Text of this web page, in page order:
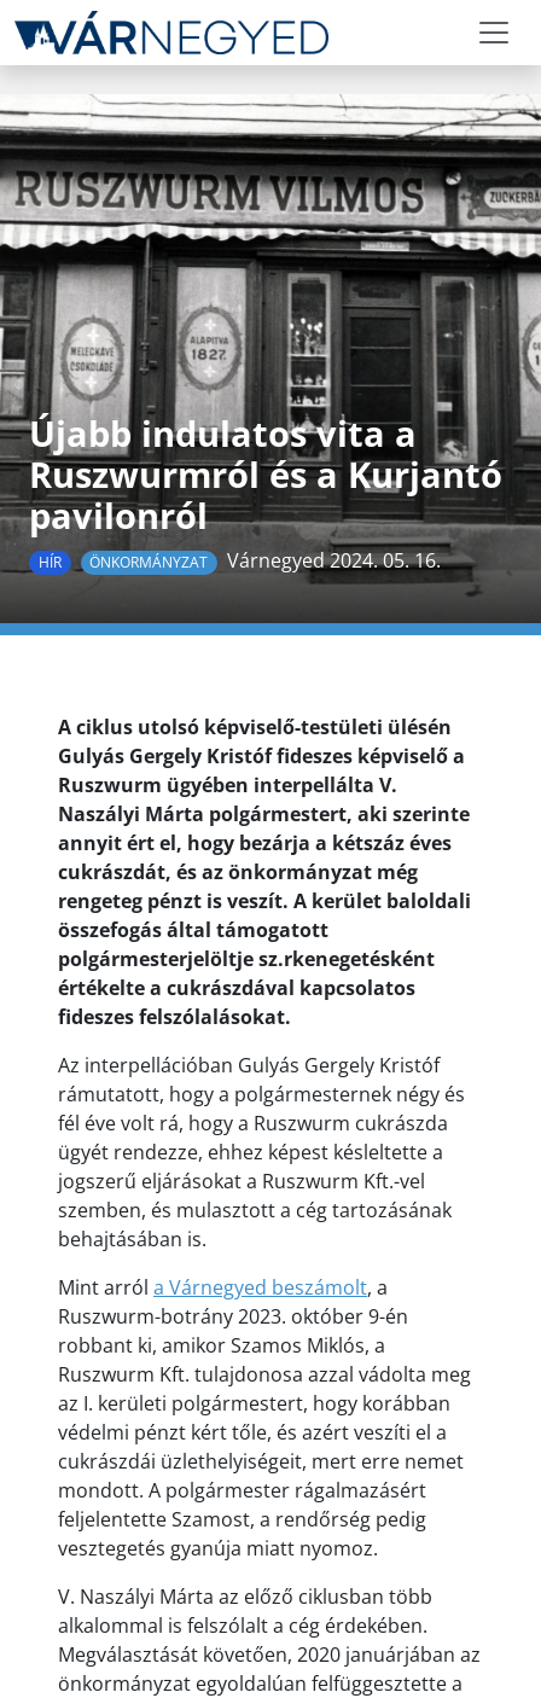
Újabb indulatos vita a
Ruszwurmról és a Kurjantó
pavilonról
HÍR ÖNKORMÁNYZAT Várnegyed 2024. 05. 16.
A ciklus utolsó képviselő-testületi ülésén
Gulyás Gergely Kristóf fideszes képviselő a
Ruszwurm ügyében interpellálta V.
Naszályi Márta polgármestert, aki szerinte
annyit ért el, hogy bezárja a kétszáz éves
cukrászdát, és az önkormányzat még
rengeteg pénzt is veszít. A kerület baloldali
összefogás által támogatott
polgármesterjelöltje sz.rkenegetésként
értékelte a cukrászdával kapcsolatos
fideszes felszólalásokat.
Az interpellációban Gulyás Gergely Kristóf
rámutatott, hogy a polgármesternek négy és
fél éve volt rá, hogy a Ruszwurm cukrászda
ügyét rendezze, ehhez képest késleltette a
jogszerű eljárásokat a Ruszwurm Kft.-vel
szemben, és mulasztott a cég tartozásának
behajtásában is.
Mint arról a Várnegyed beszámolt, a
Ruszwurm-botrány 2023. október 9-én
robbant ki, amikor Szamos Miklós, a
Ruszwurm Kft. tulajdonosa azzal vádolta meg
az I. kerületi polgármestert, hogy korábban
védelmi pénzt kért tőle, és azért veszíti el a
cukrászdái üzlethelyiségeit, mert erre nemet
mondott. A polgármester rágalmazásért
feljelentette Szamost, a rendőrség pedig
vesztegetés gyanúja miatt nyomoz.
V. Naszályi Márta az előző ciklusban több
alkalommal is felszólalt a cég érdekében.
Megválasztását követően, 2020 januárjában az
önkormányzat egyoldalúan felfüggesztette a